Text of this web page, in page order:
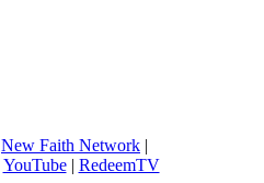
New Faith Network |
YouTube| RedeemTV